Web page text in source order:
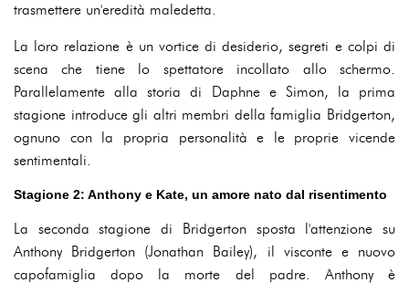
trasmettere un'eredità maledetta.
La loro relazione è un vortice di desiderio, segreti e colpi di
scena che tiene lo spettatore incollato allo schermo.
Parallelamente alla storia di Daphne e Simon, la prima
stagione introduce gli altri membri della famiglia Bridgerton,
ognuno con la propria personalità e le proprie vicende
sentimentali.
Stagione 2: Anthony e Kate, un amore nato dal risentimento
La seconda stagione di Bridgerton sposta l'attenzione su
Anthony Bridgerton (Jonathan Bailey), il visconte e nuovo
capofamiglia dopo la morte del padre. Anthony è